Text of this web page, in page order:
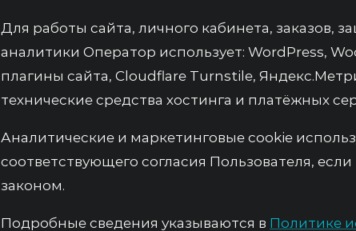
Для работы сайта, личного кабинета, заказов,
аналитики Оператор использует: WordPress,
плагины сайта, Cloudflare Turnstile,
технические средства хостинга и платёжных
Аналитические и маркетинговые cookie
соответствующего согласия Пользователя, если
законом.
Подробные сведения указываются в Политике